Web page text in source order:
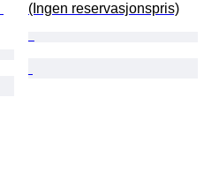
(Ingen reservasjonspris)